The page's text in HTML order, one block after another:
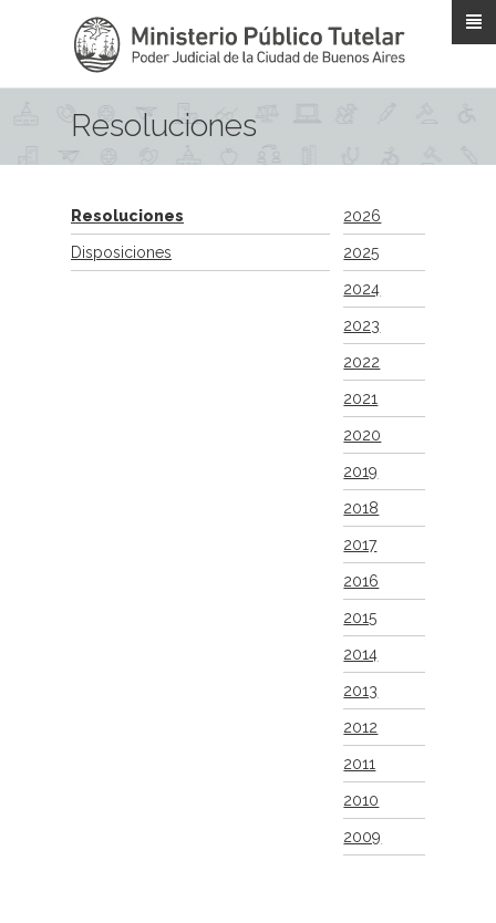
Resoluciones
Resoluciones
Disposiciones
2026
2025
2024
2023
2022
2021
2020
2019
2018
2017
2016
2015
2014
2013
2012
2011
2010
2009